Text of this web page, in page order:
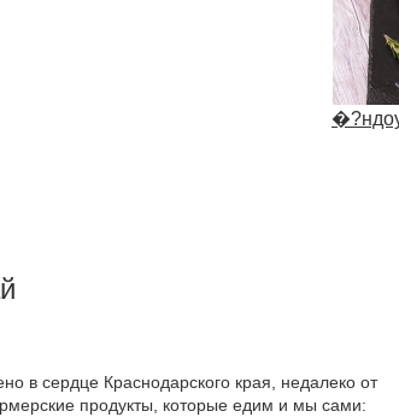
в сердце Краснодарского края, недалеко от
продукты, которые едим и мы сами: